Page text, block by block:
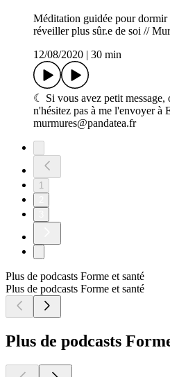
Méditation guidée pour dormir
réveiller plus sûr.e de soi //
12/08/2020
30 min
☾ Si vous avez petit message,
n'hésitez pas à me l'envoyer à
murmures@pandatea.fr
1
Plus de podcasts Forme et santé
Plus de podcasts Forme et santé
Plus de podcasts